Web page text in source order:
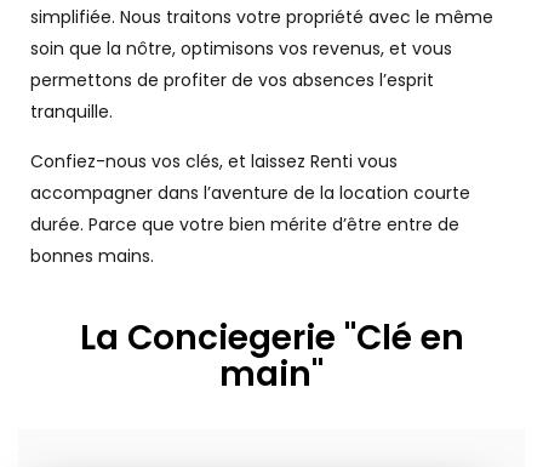
simplifiée. Nous traitons votre propriété avec le même
soin que la nôtre, optimisons vos revenus, et vous
permettons de profiter de vos absences l’esprit
tranquille.
Confiez-nous vos clés, et laissez Renti vous
accompagner dans l’aventure de la location courte
durée. Parce que votre bien mérite d’être entre de
bonnes mains.
La Conciegerie "Clé en
main"